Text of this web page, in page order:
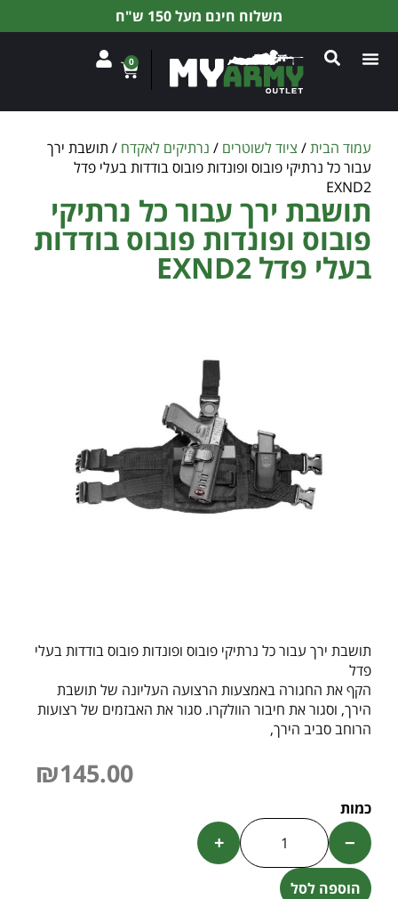
משלוח חינם מעל 150 ש"ח
0
עמוד הבית/ ציוד לשוטרים / נרתיקים לאקדח / תושבת ירך
עבור כל נרתיקי פובוס ופונדות פובוס בודדות בעלי פדל
EXND2
תושבת ירך עבור כל נרתיקי
פובוס ופונדות פובוס בודדות
בעלי פדל EXND2
תושבת ירך עבור כל נרתיקי פובוס ופונדות פובוס בודדות בעלי
פדל
הקף את החגורה באמצעות הרצועה העליונה של תושבת
הירך, וסגור את חיבור הוולקרו. סגור את האבזמים של רצועות
הרוחב סביב הירך,
₪145.00
−
+
הוספה לסל